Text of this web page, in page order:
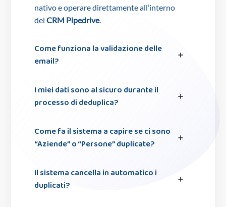
nativo e operare direttamente all’interno
del CRM Pipedrive.
Come funziona la validazione delle
email?
I miei dati sono al sicuro durante il
processo di deduplica?
Come fa il sistema a capire se ci sono
“Aziende” o “Persone” duplicate?
Il sistema cancella in automatico i
duplicati?